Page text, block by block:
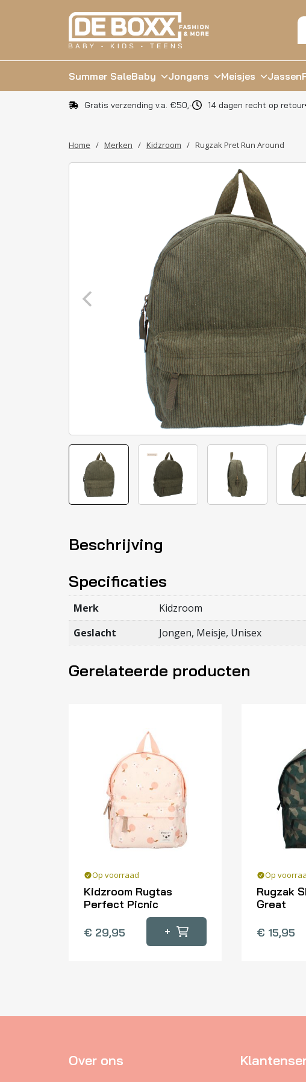
Summer SaleBaby Jongens Meisjes Jassen
Gratis verzending v.a. €50,- 14 dagen recht op retour
Home / Merken / Kidzroom / Rugzak Pret Run Around
Beschrijving
Specificaties
Merk
Kidzroom
Geslacht
Jongen, Meisje, Unisex
Gerelateerde producten
Op voorraad
Kidzroom Rugtas
Perfect Picnic
€ 29,95 +
Op
Rugzak
Great
€ 15,95
Over ons